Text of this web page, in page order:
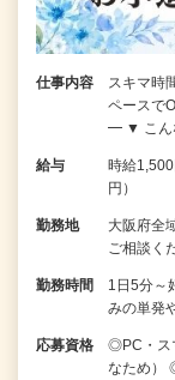
仕事内容
スキマ時
ペース
━ ▼ こ
給与
時給
円）
勤務地
大阪府全
ご相談く
勤務時間
1日5分～
みの単発
応募資格
◎PC・ス
なため）